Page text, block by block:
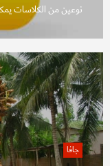
نوعين من الكلاسات
جافا